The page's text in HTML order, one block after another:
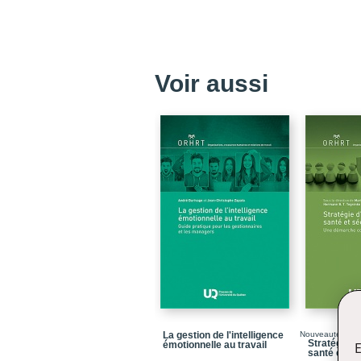
Voir aussi
La gestion de l'intelligence
émotionnelle au travail
Nouveauté
Stratégie
santé et